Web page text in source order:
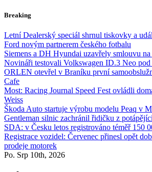
Skip
content
Breaking
Letní Dealerský speciál shrnul tiskovky a
Ford novým partnerem českého fotbalu
Siemens a DH Hyundai uzavřely smlouvu
Novináři testovali Volkswagen ID.3 Neo
ORLEN otevřel v Braníku první
Cafe
Most: Racing Journal Speed Fest ovládli
Weiss
Škoda Auto startuje výrobu modelu Peaq v
Gentleman silnic zachránil řidičku z
SDA: v Česku letos registrováno téměř 150
Registrace vozidel: Červenec přinesl opět
prodeje motorek
Po. Srp 10th, 2026